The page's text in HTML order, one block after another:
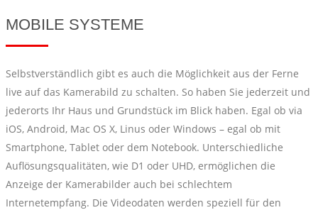
MOBILE SYSTEME
Selbstverständlich gibt es auch die Möglichkeit aus der Ferne
live auf das Kamerabild zu schalten. So haben Sie jederzeit und
jederorts Ihr Haus und Grundstück im Blick haben. Egal ob via
iOS, Android, Mac OS X, Linus oder Windows – egal ob mit
Smartphone, Tablet oder dem Notebook. Unterschiedliche
Auflösungsqualitäten, wie D1 oder UHD, ermöglichen die
Anzeige der Kamerabilder auch bei schlechtem
Internetempfang. Die Videodaten werden speziell für den